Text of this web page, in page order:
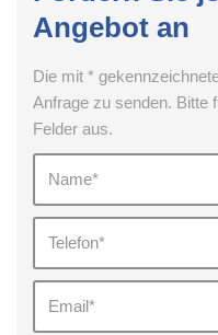
Angebot an
Die mit *
Anfrage zu senden. Bitte
Felder aus.